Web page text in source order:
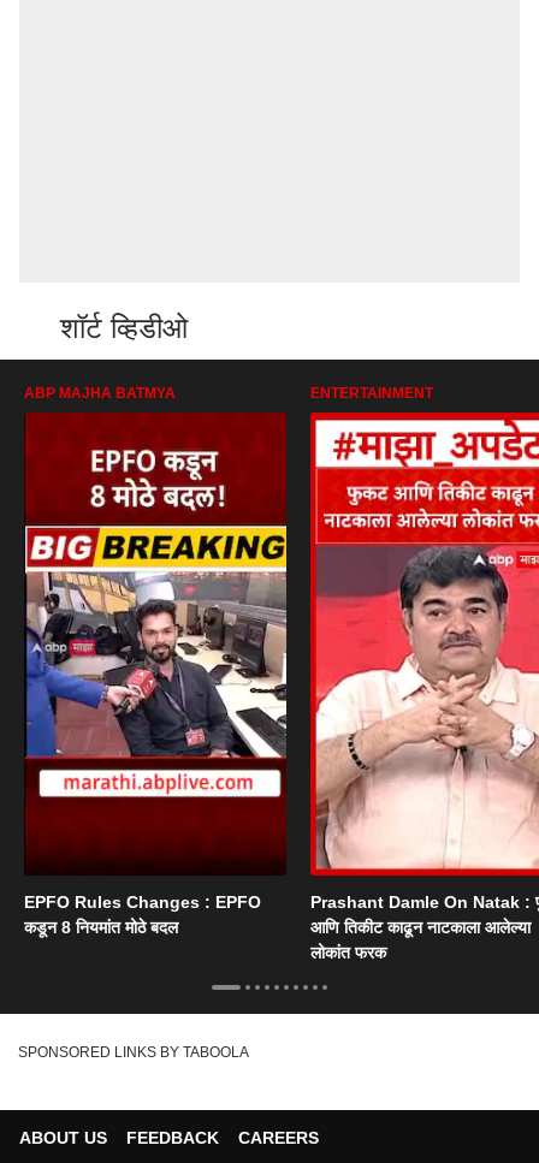
शॉर्ट व्हिडीओ
ABP MAJHA BATMYA
EPFO Rules Changes : EPFO
कडून 8 नियमांत मोठे बदल
ENTERTAINMENT
Prashant Damle On Natak :
आणि तिकीट काढून नाटकाला आलेल्या
लोकांत फरक
SPONSORED LINKS BY TABOOLA
ABOUT US FEEDBACK CAREERS